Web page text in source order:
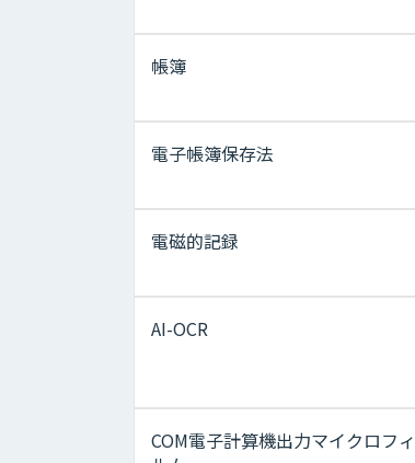
帳簿
電子帳簿保存法
電磁的記録
AI-OCR
COM電子計算機出力マイクロフィ